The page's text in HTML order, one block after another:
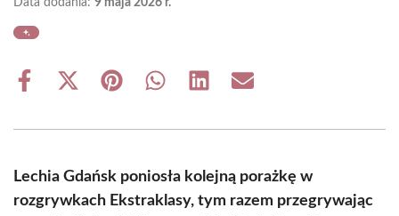
Data dodania: 9 maja 2026 r.
Share
Share
(Twitter)
Share Share Share Share
Lechia Gdańsk poniosła kolejną porażkę w
rozgrywkach Ekstraklasy, tym razem przegrywając